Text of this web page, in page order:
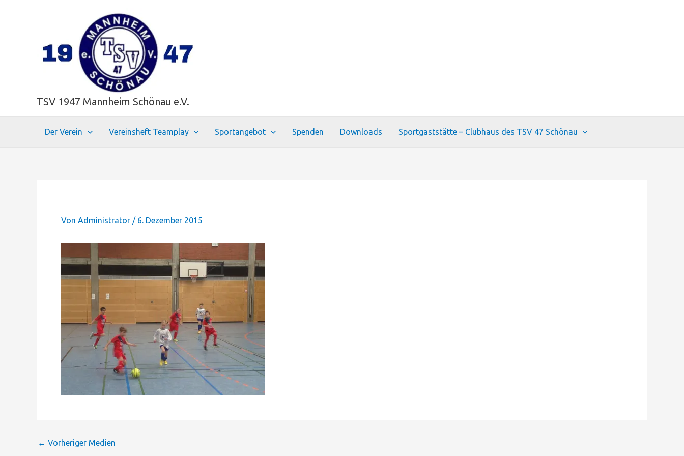
TSV 1947 Mannheim Schönau e.V.
Der Verein Vereinsheft Teamplay Sportangebot Spenden Downloads Sportgaststätte – Clubhaus des TSV 47 Schönau
Von Administrator / 6. Dezember 2015
← Vorheriger Medien